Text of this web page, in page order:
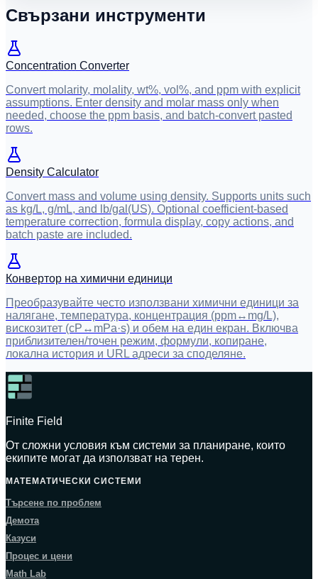
Свързани инструменти
Concentration Converter
Convert molarity, molality, wt%, vol%, and ppm with explicit
assumptions. Enter density and molar mass only when
needed, choose the ppm basis, and batch-convert pasted
rows.
Density Calculator
Convert mass and volume using density. Supports units such
as kg/L, g/mL, and lb/gal(US). Optional coefficient-based
temperature correction, formula display, copy actions, and
batch paste are included.
Конвертор на химични единици
Преобразувайте често използвани химични единици за
налягане, температура, концентрация (ppm↔mg/L),
вискозитет (cP↔mPa·s) и обем на един екран. Включва
приблизителен/точен режим, формули, копиране,
локална история и URL адреси за споделяне.
Finite Field
От сложни условия към системи за планиране, които
екипите могат да използват на терен.
МАТЕМАТИЧЕСКИ СИСТЕМИ
Търсене по проблем
Демота
Казуси
Процес и цени
Math Lab